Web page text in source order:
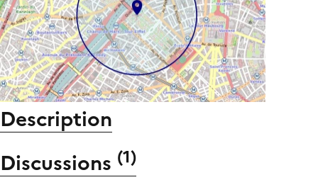
Description
Discussions (1)